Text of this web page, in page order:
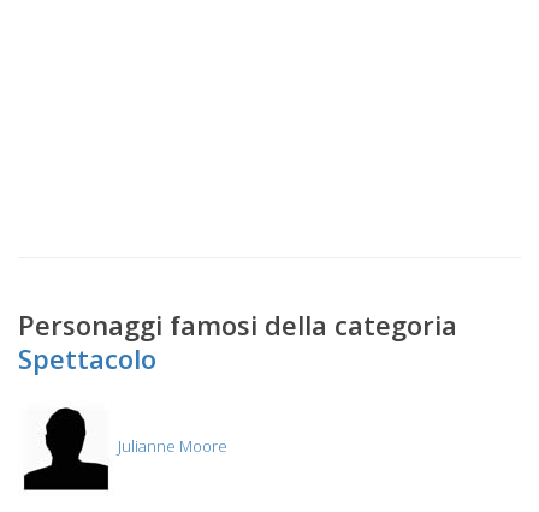
Personaggi famosi della categoria
Spettacolo
Julianne Moore